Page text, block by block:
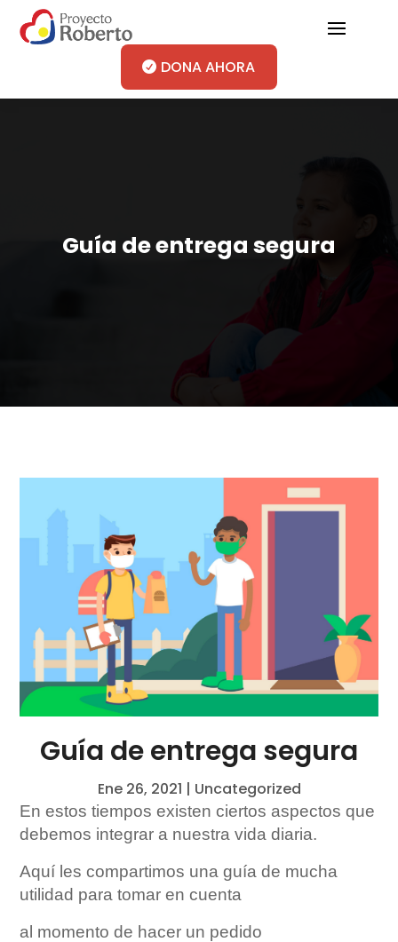
DONA AHORA
Guía de entrega segura
Guía de entrega segura
Ene 26, 2021 | Uncategorized
En estos tiempos existen ciertos aspectos que
debemos integrar a nuestra vida diaria.
Aquí les compartimos una guía de mucha
utilidad para tomar en cuenta
al momento de hacer un pedido